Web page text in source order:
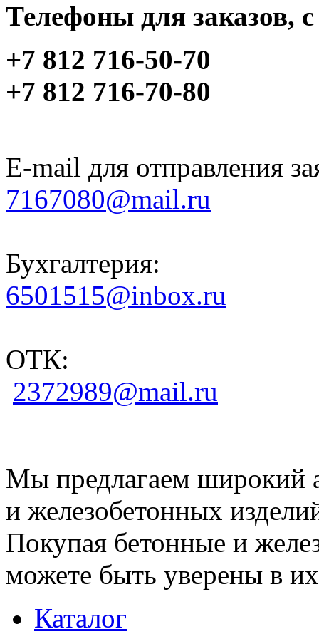
Телефоны для заказов,
+7 812 716-50-70
+7 812 716-70-80
E-mail для отправления
7167080@mail.ru
Бухгалтерия:
6501515@inbox.ru
ОТК:
2372989@mail.ru
Мы предлагаем широкий
и железобетонных
Покупая бетонные и
можете быть уверены в их
Каталог